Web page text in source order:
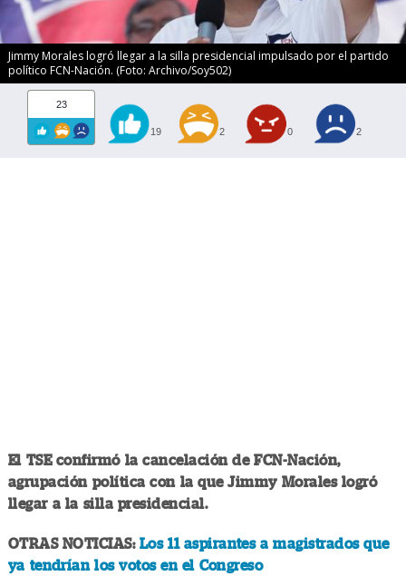
Jimmy Morales logró llegar a la silla presidencial impulsado por el partido
político FCN-Nación. (Foto: Archivo/Soy502)
23
19 2 0 2
El TSE confirmó la cancelación de FCN-Nación,
agrupación política con la que Jimmy Morales logró
llegar a la silla presidencial.
OTRAS NOTICIAS: Los 11 aspirantes a magistrados que
ya tendrían los votos en el Congreso